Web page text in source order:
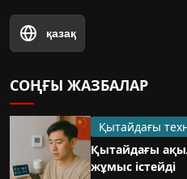
қазақ
СОҢҒЫ ЖАЗБАЛАР
Қытайдағы
Қытайдағы
жұмыс істейді